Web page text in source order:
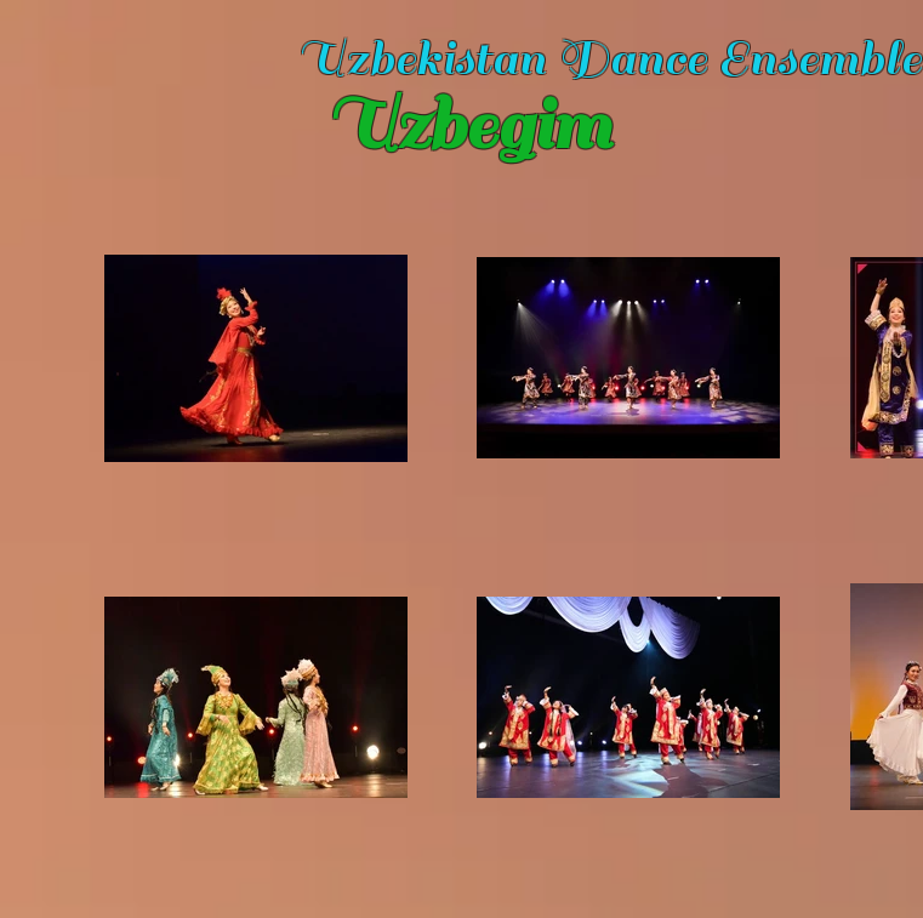
Uzbekistan Dance Ensemble
Uzbegim